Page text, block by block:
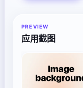
PREVIEW
应用截图